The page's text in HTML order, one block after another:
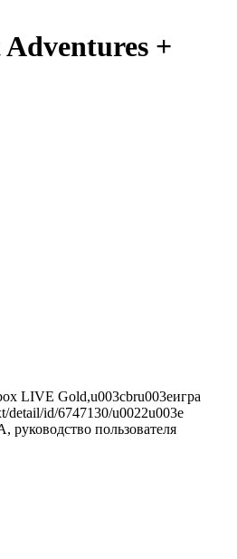
+
LIVE Gold,u003cbru003eигра
detail/id/6747130/u0022u003e
руководство пользователя